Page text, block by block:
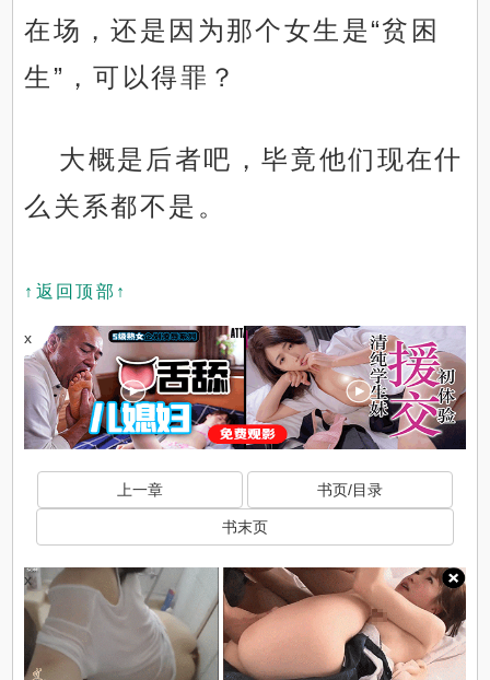
在场，还是因为那个女生是“贫困
生”，可以得罪？
大概是后者吧，毕竟他们现在什
么关系都不是。
↑返回顶部↑
x
上一章 书页/目录
书末页
x